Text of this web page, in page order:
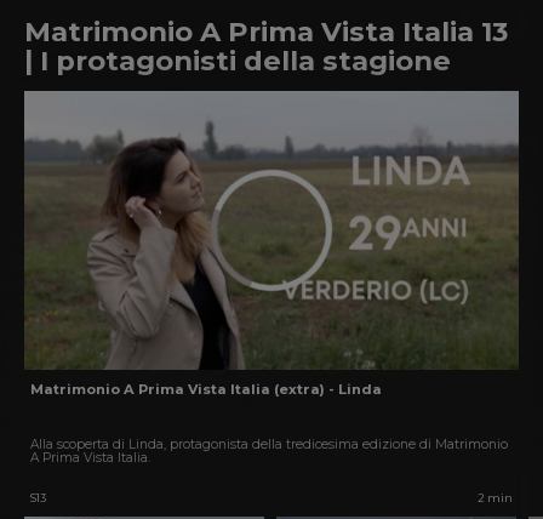
Matrimonio A Prima Vista Italia 13
| I protagonisti della stagione
Matrimonio A Prima Vista Italia (extra) - Linda
Alla scoperta di Linda, protagonista della tredicesima edizione di Matrimonio
A Prima Vista Italia.
S13 2 min